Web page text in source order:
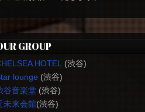
GROUP
HOTEL
(渋谷)
lounge(渋谷)
谷音楽堂(渋谷)
未来会館(渋谷)